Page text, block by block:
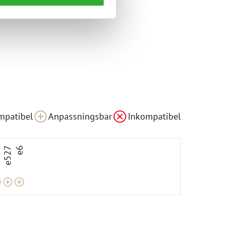
Anpassningsbar Inkompatibel
e527
Anpassningsbar
e6
Anpassningsbar